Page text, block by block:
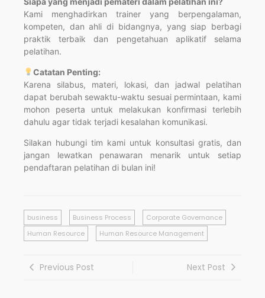
Kami menghadirkan trainer yang berpengalaman,
kompeten, dan ahli di bidangnya, yang siap berbagi
praktik terbaik dan pengetahuan aplikatif selama
pelatihan.
Catatan Penting:
Karena silabus, materi, lokasi, dan jadwal pelatihan
dapat berubah sewaktu-waktu sesuai permintaan, kami
mohon peserta untuk melakukan konfirmasi terlebih
dahulu agar tidak terjadi kesalahan komunikasi.
Silakan hubungi tim kami untuk konsultasi gratis, dan
jangan lewatkan penawaran menarik untuk setiap
pendaftaran pelatihan di bulan ini!
business Business Process
Corporate Governance
Human Resource
Human Resource Management
Previous Post Next Post